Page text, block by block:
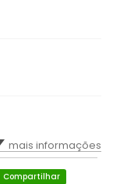
mais informações
Compartilhar